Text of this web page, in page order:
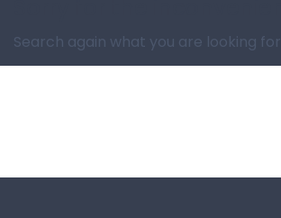
Search again what you are looking for